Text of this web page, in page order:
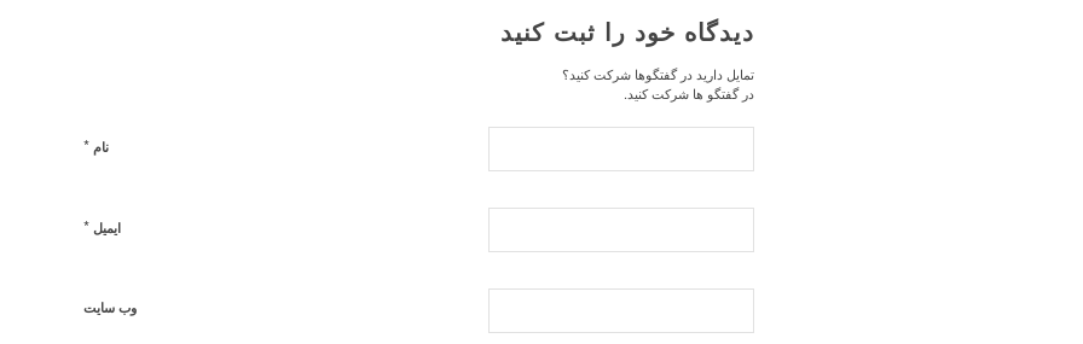
دیدگاه خود را ثبت کنید
تمایل دارید در گفتگوها شرکت کنید؟
در گفتگو ها شرکت کنید.
نام *
ایمیل *
وب‌ سایت